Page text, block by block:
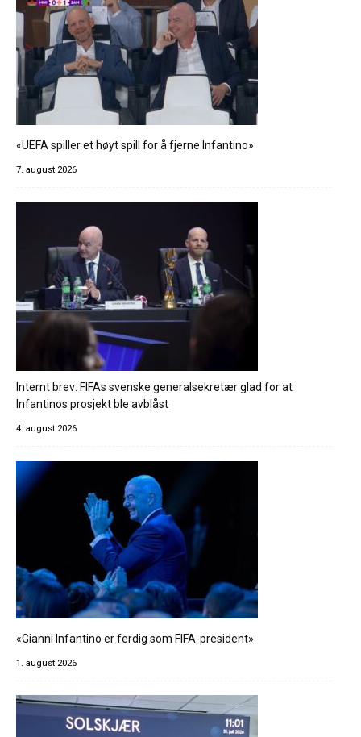
«UEFA spiller et høyt spill for å fjerne Infantino»
7. august 2026
Internt brev: FIFAs svenske generalsekretær glad for at
Infantinos prosjekt ble avblåst
4. august 2026
«Gianni Infantino er ferdig som FIFA-president»
1. august 2026